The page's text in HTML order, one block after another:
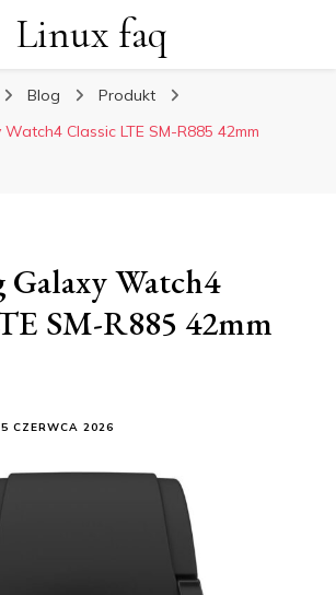
Linux faq
Blog
Produkt
Classic LTE SM-R885 42mm
Galaxy Watch4
SM-R885 42mm
CZERWCA 2026